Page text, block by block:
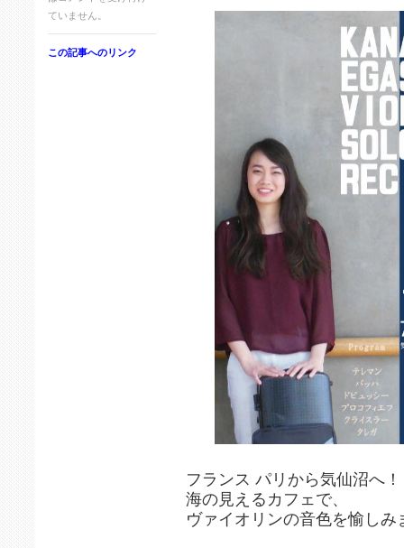
ていません。
この記事へのリンク
フランス パリから気仙沼へ！
海の見えるカフェで、
ヴァイオリンの音色を愉しみ